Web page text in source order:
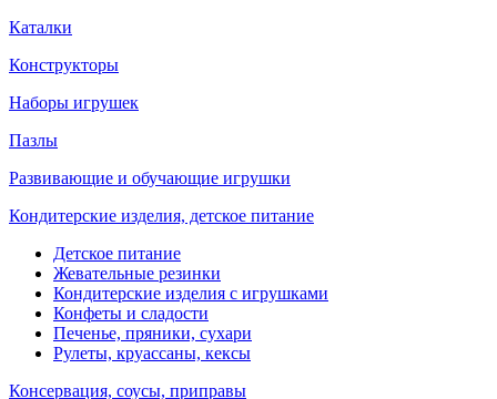
Каталки
Конструкторы
Наборы игрушек
Пазлы
Развивающие и обучающие игрушки
Кондитерские изделия, детское питание
Детское питание
Жевательные резинки
Кондитерские изделия с игрушками
Конфеты и сладости
Печенье, пряники, сухари
Рулеты, круассаны, кексы
Консервация, соусы, приправы